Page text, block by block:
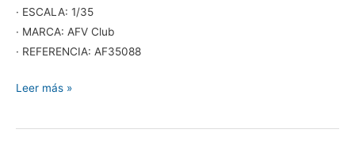
· ESCALA: 1/35
· MARCA: AFV Club
· REFERENCIA: AF35088
Leer más »